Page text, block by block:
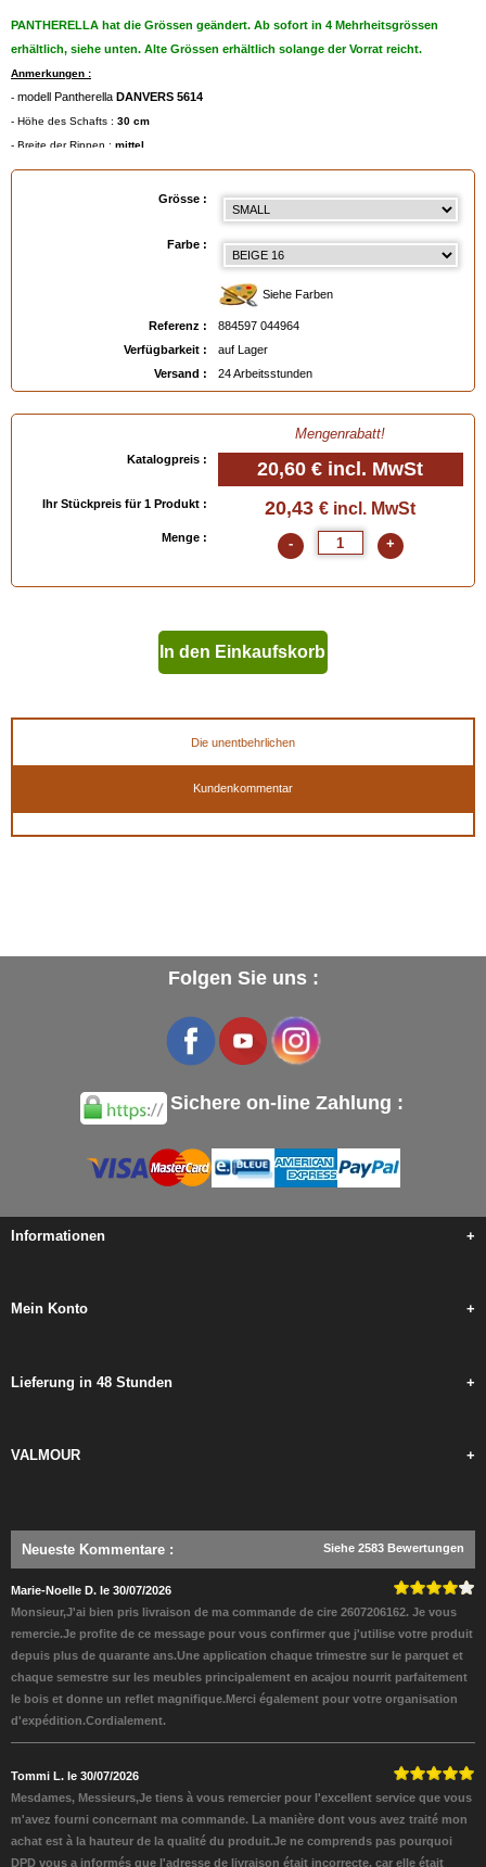
PANTHERELLA hat die Grössen geändert. Ab sofort in 4 Mehrheitsgrössen
erhältlich, siehe unten. Alte Grössen erhältlich solange der Vorrat reicht.
Anmerkungen :
- modell Pantherella DANVERS 5614
- Höhe des Schafts : 30 cm
- Breite der Rippen : mittel
-Maschinenwaschbar bei max. 30°, oder im Wollwaschgang.
per Zoom auf die Fotos !
- Grössenangaben in den untenstehende technischen Daten
- Degressive Preise pro Farbe und Grösse,
- Für die Farbauswahl bitte auf die untenstehende Farbpalette klicken, oder das
- Extra Large = 48/49 (Eur) - 13/14 (UK) - 13½/15 (USA)
Grösse :
Farbe :
Siehe Farben
Referenz :
884597 044964
Verfügbarkeit :
auf Lager
Versand :
24 Arbeitsstunden
Mengenrabatt!
Katalogpreis : 20,60 € incl. MwSt
Ihr Stückpreis für 1 Produkt : 20,43 € incl. MwSt
Menge : - +
In den Einkaufskorb
Die unentbehrlichen
Kundenkommentar
Folgen Sie uns :
Sichere on-line Zahlung :
Informationen +
Mein Konto +
Lieferung in 48 Stunden +
VALMOUR +
Neueste Kommentare : Siehe 2583 Bewertungen
Marie-Noelle D. le 30/07/2026
Monsieur,J'ai bien pris livraison de ma commande de cire 2607206162. Je vous
remercie.Je profite de ce message pour vous confirmer que j'utilise votre produit
depuis plus de quarante ans.Une application chaque trimestre sur le parquet et
chaque semestre sur les meubles principalement en acajou nourrit parfaitement
le bois et donne un reflet magnifique.Merci également pour votre organisation
d'expédition.Cordialement.
Tommi L. le 30/07/2026
Mesdames, Messieurs,Je tiens à vous remercier pour l'excellent service que vous
m'avez fourni concernant ma commande. La manière dont vous avez traité mon
achat est à la hauteur de la qualité du produit.Je ne comprends pas pourquoi
DPD vous a informés que l'adresse de livraison était incorrecte, car elle était